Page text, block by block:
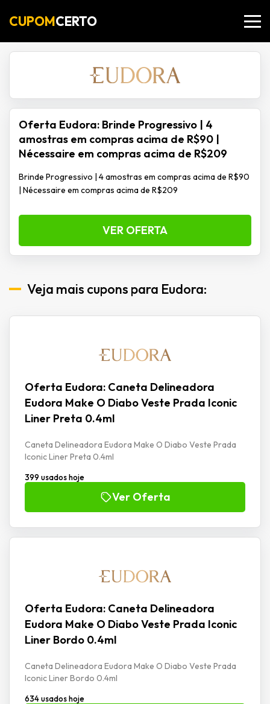
CUPOMCERTO
Oferta Eudora: Brinde Progressivo | 4
amostras em compras acima de R$90 |
Nécessaire em compras acima de R$209
Brinde Progressivo | 4 amostras em compras acima de R$90
| Nécessaire em compras acima de R$209
VER OFERTA
Veja mais cupons para Eudora:
Oferta Eudora: Caneta Delineadora
Eudora Make O Diabo Veste Prada Iconic
Liner Preta 0.4ml
Caneta Delineadora Eudora Make O Diabo Veste Prada
Iconic Liner Preta 0.4ml
399 usados hoje
Ver Oferta
Oferta Eudora: Caneta Delineadora
Eudora Make O Diabo Veste Prada Iconic
Liner Bordo 0.4ml
Caneta Delineadora Eudora Make O Diabo Veste Prada
Iconic Liner Bordo 0.4ml
634 usados hoje